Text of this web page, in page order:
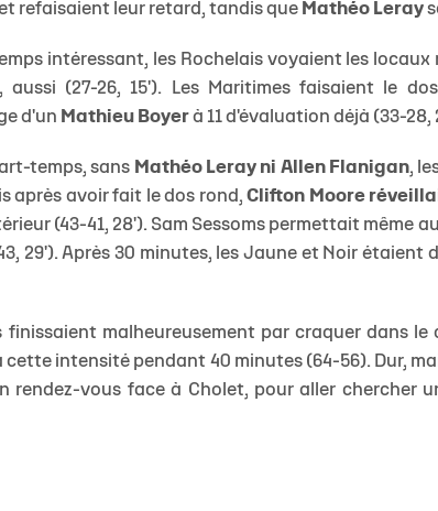
refaisaient leur retard, tandis que Mathéo Leray
intéressant, les Rochelais voyaient les locaux
aussi (27-26, 15'). Les Maritimes faisaient le
d'un Mathieu Boyer à 11 d'évaluation déjà (33-28,
temps, sans Mathéo Leray ni Allen Flanigan,
après avoir fait le dos rond,Clifton Moore
(43-41, 28'). Sam Sessoms permettait même
29'). Après 30 minutes, les Jaune et Noir étaient
finissaient malheureusement par craquer dans
intensité pendant 40 minutes (64-56). Dur,
rendez-vous face à Cholet, pour aller chercher